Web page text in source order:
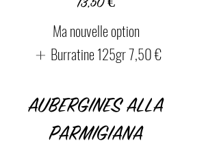
13,50 €
Ma nouvelle option
Burratine 125gr7,50 €
AUBERGINES ALLA
PARMIGIANA